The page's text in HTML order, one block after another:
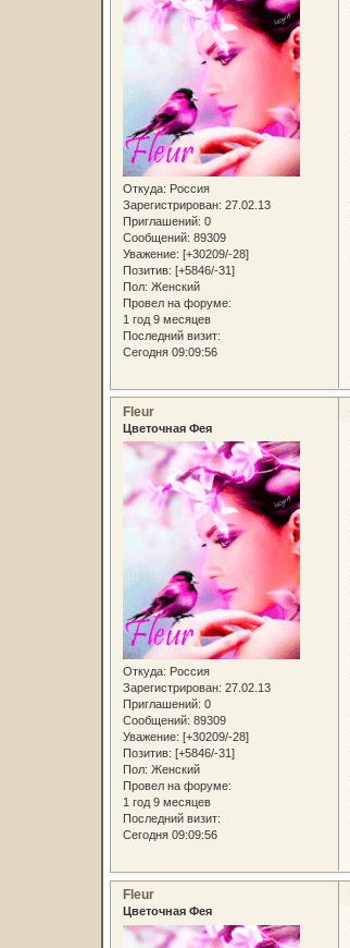
Откуда: Россия
Зарегистрирован: 27.02.13
Приглашений: 0
Сообщений: 89309
Уважение: [+30209/-28]
Позитив: [+5846/-31]
Пол: Женский
Провел на форуме:
1 год 9 месяцев
Последний визит:
Сегодня 09:09:56
Fleur
Цветочная Фея
Откуда: Россия
Зарегистрирован: 27.02.13
Приглашений: 0
Сообщений: 89309
Уважение: [+30209/-28]
Позитив: [+5846/-31]
Пол: Женский
Провел на форуме:
1 год 9 месяцев
Последний визит:
Сегодня 09:09:56
Fleur
Цветочная Фея